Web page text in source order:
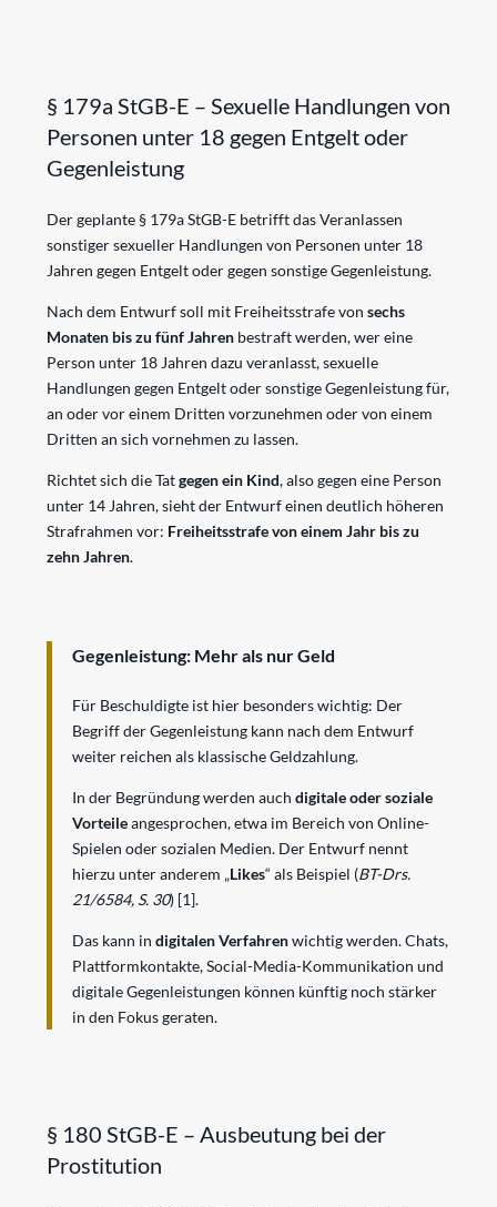
§ 179a StGB-E – Sexuelle Handlungen von
Personen unter 18 gegen Entgelt oder
Gegenleistung
Der geplante § 179a StGB-E betrifft das Veranlassen
sonstiger sexueller Handlungen von Personen unter 18
Jahren gegen Entgelt oder gegen sonstige Gegenleistung.
Nach dem Entwurf soll mit Freiheitsstrafe von sechs
Monaten bis zu fünf Jahren bestraft werden, wer eine
Person unter 18 Jahren dazu veranlasst, sexuelle
Handlungen gegen Entgelt oder sonstige Gegenleistung für,
an oder vor einem Dritten vorzunehmen oder von einem
Dritten an sich vornehmen zu lassen.
Richtet sich die Tatgegen ein Kind, also gegen eine Person
unter 14 Jahren, sieht der Entwurf einen deutlich höheren
Strafrahmen vor: Freiheitsstrafe von einem Jahr bis zu
zehn Jahren.
Gegenleistung: Mehr als nur Geld
Für Beschuldigte ist hier besonders wichtig: Der
Begriff der Gegenleistung kann nach dem Entwurf
weiter reichen als klassische Geldzahlung.
In der Begründung werden auchdigitale oder soziale
Vorteileangesprochen, etwa im Bereich von Online-
Spielen oder sozialen Medien. Der Entwurf nennt
hierzu unter anderem „Likes“ als Beispiel (BT-Drs.
21/6584, S. 30) [1].
Das kann indigitalen Verfahrenwichtig werden. Chats,
Plattformkontakte, Social-Media-Kommunikation und
digitale Gegenleistungen können künftig noch stärker
in den Fokus geraten.
§ 180 StGB-E – Ausbeutung bei der
Prostitution